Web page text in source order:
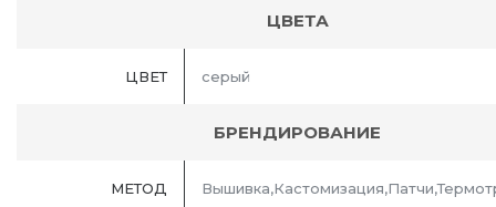
ЦВЕТА
ЦВЕТ серый
БРЕНДИРОВАНИЕ
МЕТОД